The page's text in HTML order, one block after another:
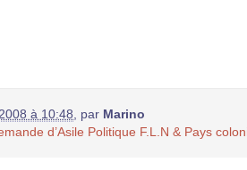
à 10:48 par Marino
d’Asile Politique F.L.N & Pays